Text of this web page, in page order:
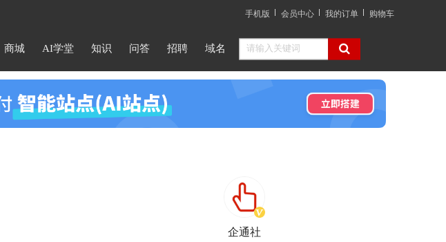
手机版 会员中心 我的订单 购物车
商城 AI学堂 知识 问答 招聘 域名
企通社